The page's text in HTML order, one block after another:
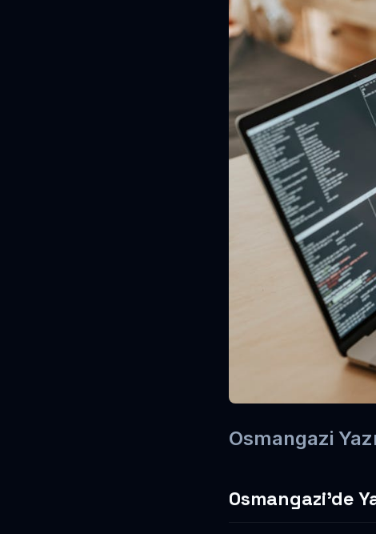
Osmangazi
Osmangazi’de